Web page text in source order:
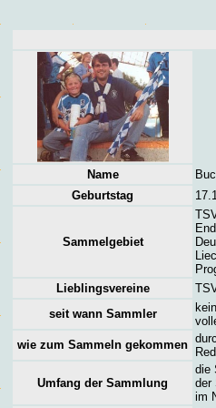
Name
Geburtstag
Sammelgebiet
Lieblingsvereine
seit wann Sammler
wie zum Sammeln gekommen
Umfang der Sammlung
die
der
im